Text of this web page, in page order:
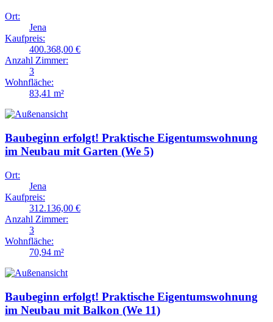
Ort:
Jena
Kaufpreis:
400.368,00 €
Anzahl Zimmer:
3
Wohnfläche:
83,41 m²
Baubeginn erfolgt! Praktische Eigentumswohnung
im Neubau mit Garten (We 5)
Ort:
Jena
Kaufpreis:
312.136,00 €
Anzahl Zimmer:
3
Wohnfläche:
70,94 m²
Baubeginn erfolgt! Praktische Eigentumswohnung
im Neubau mit Balkon (We 11)